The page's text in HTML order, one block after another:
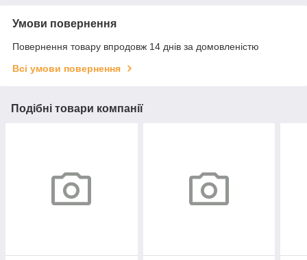
Умови повернення
Повернення товару впродовж 14 днів за домовленістю
Всі умови повернення
Подібні товари компанії